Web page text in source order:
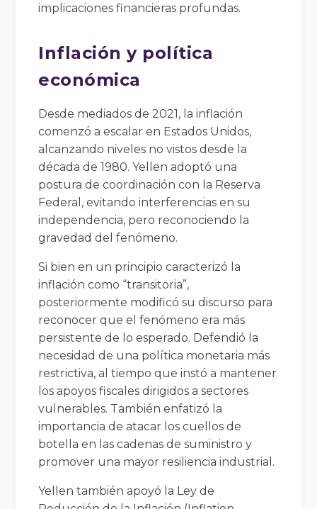
implicaciones financieras profundas.
Inflación y política
económica
Desde mediados de 2021, la inflación
comenzó a escalar en Estados Unidos,
alcanzando niveles no vistos desde la
década de 1980. Yellen adoptó una
postura de coordinación con la Reserva
Federal, evitando interferencias en su
independencia, pero reconociendo la
gravedad del fenómeno.
Si bien en un principio caracterizó la
inflación como “transitoria”,
posteriormente modificó su discurso para
reconocer que el fenómeno era más
persistente de lo esperado. Defendió la
necesidad de una política monetaria más
restrictiva, al tiempo que instó a mantener
los apoyos fiscales dirigidos a sectores
vulnerables. También enfatizó la
importancia de atacar los cuellos de
botella en las cadenas de suministro y
promover una mayor resiliencia industrial.
Yellen también apoyó la Ley de